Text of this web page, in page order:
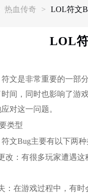
热血传奇 > LOL符文
LOL
文是非常重要的一部
间，同时也影响了游
对这一问题。
类型
文Bug主要有以下两
改：有很多玩家遭遇
：在游戏过程中，有